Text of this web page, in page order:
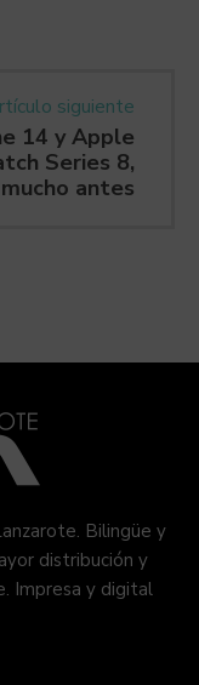
siguiente
14 y Apple
Series 8,
mucho antes
Bilingüe y
distribución y
Impresa y digital